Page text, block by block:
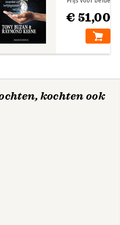
€ 51,00
kochten ook